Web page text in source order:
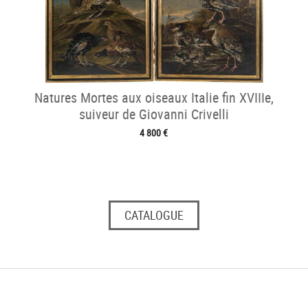
Natures Mortes aux oiseaux Italie fin XVIIIe,
suiveur de Giovanni Crivelli
4 800 €
CATALOGUE